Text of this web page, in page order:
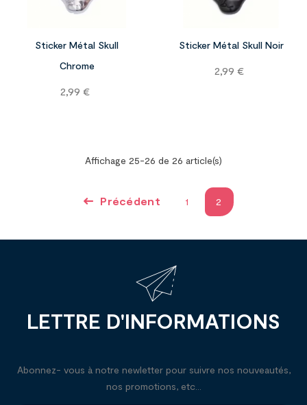
Sticker Métal Skull
Chrome
Prix
2,99 €
Sticker Métal Skull Noir
Prix
2,99 €
Affichage 25-26 de 26 article(s)
Précédent 1 2
LETTRE D'INFORMATIONS
Abonnez- vous à notre newletter pour suivre nos nouveautés,
nos promotions, etc...